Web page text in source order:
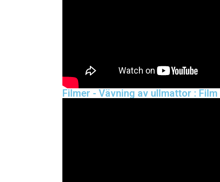
Filmer - Vävning av ullmattor :